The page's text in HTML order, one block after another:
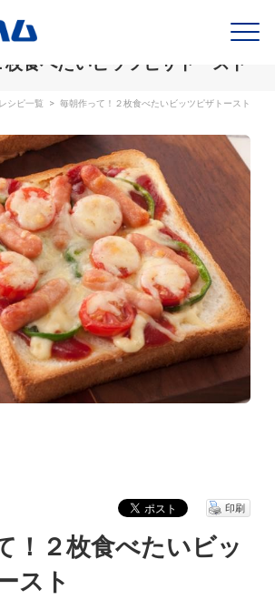
食べたいビッツピザトースト
レシピ一覧 > 毎朝作って！２枚食べたいビッツピザトースト
！２枚食べたいビッ
スト
印刷